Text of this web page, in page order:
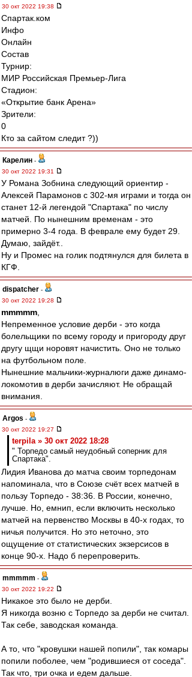
30 окт 2022 19:38
Спартак.ком
Инфо
Онлайн
Состав
Турнир:
МИР Российская Премьер-Лига
Стадион:
«Открытие банк Арена»
Зрители:
0
Кто за сайтом следит ?))
Карелин -
30 окт 2022 19:31
У Романа Зобнина следующий ориентир -
Алексей Парамонов с 302-мя играми и тогда он
станет 12-й легендой "Спартака" по числу
матчей. По нынешним временам - это
примерно 3-4 года. В феврале ему будет 29.
Думаю, зайдёт..
Ну и Промес на голик подтянулся для билета в
КГФ.
dispatcher -
30 окт 2022 19:28
mmmmm
Непременное условие дерби - это когда
болельщики по всему городу и пригороду друг
другу щщи норовят начистить. Оно не только
на футбольном поле.
Нынешние мальчики-журналюги даже динамо-
локомотив в дерби зачисляют. Не обращай
внимания.
Argos -
30 окт 2022 19:27
terpila » 30 окт 2022 18:28
" Торпедо самый неудобный соперник для
Спартака".
Лидия Иванова до матча своим торпедонам
напоминала, что в Союзе счёт всех матчей в
пользу Торпедо - 38:36. В России, конечно,
лучше. Но, емнип, если включить несколько
матчей на первенство Москвы в 40-х годах, то
ничья получится. Но это неточно, это
ощущение от статистических экзерсисов в
конце 90-х. Надо б перепроверить.
mmmmm -
30 окт 2022 19:22
Никакое это было не дерби.
Я никогда возню с Торпедо за дерби не считал.
Так себе, заводская команда.
А то, что "кровушки нашей попили", так комары
попили поболее, чем "родившиеся от соседа".
Так что, три очка и едем дальше.